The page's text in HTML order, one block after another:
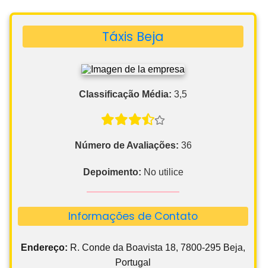
Táxis Beja
Classificação Média: 3,5
Número de Avaliações: 36
Depoimento: No utilice
Informações de Contato
Endereço: R. Conde da Boavista 18, 7800-295 Beja,
Portugal